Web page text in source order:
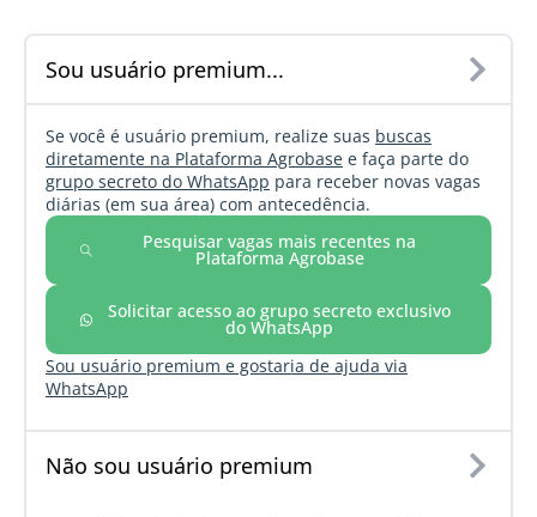
Sou usuário premium...
Se você é usuário premium, realize suas buscas
diretamente na Plataforma Agrobase e faça parte do
grupo secreto do WhatsApp para receber novas vagas
diárias (em sua área) com antecedência.
Pesquisar vagas mais recentes na
Plataforma Agrobase
Solicitar acesso ao grupo secreto exclusivo
do WhatsApp
Sou usuário premium e gostaria de ajuda via
WhatsApp
Não sou usuário premium